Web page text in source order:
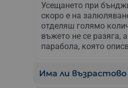
Усещането при
скоро е на
отделяш голямо
въжето не се разяга,
парабола, която
Има ли възрастово